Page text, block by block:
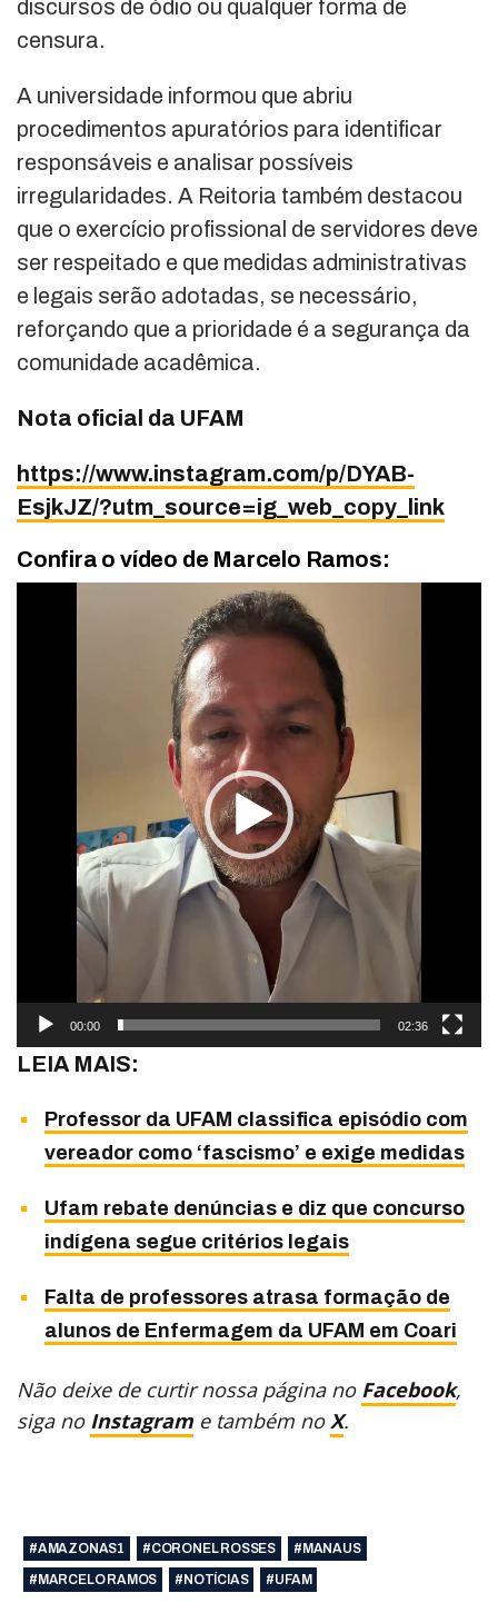
discursos de ódio ou qualquer forma de
censura.
A universidade informou que abriu
procedimentos apuratórios para identificar
responsáveis e analisar possíveis
irregularidades. A Reitoria também destacou
que o exercício profissional de servidores deve
ser respeitado e que medidas administrativas
e legais serão adotadas, se necessário,
reforçando que a prioridade é a segurança da
comunidade acadêmica.
Nota oficial da UFAM
https://www.instagram.com/p/DYAB-
EsjkJZ/?utm_source=ig_web_copy_link
Confira o vídeo de Marcelo Ramos:
00:00 02:36
LEIA MAIS:
Professor da UFAM classifica episódio com
vereador como ‘fascismo’ e exige medidas
Ufam rebate denúncias e diz que concurso
indígena segue critérios legais
Falta de professores atrasa formação de
alunos de Enfermagem da UFAM em Coari
Não deixe de curtir nossa página no Facebook,
siga no Instagram e também noX.
#AMAZONAS1 #CORONEL ROSSES
#MANAUS
#MARCELO RAMOS
#NOTÍCIAS #UFAM